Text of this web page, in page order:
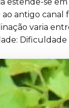
antigo canal
varia
Dificuldade